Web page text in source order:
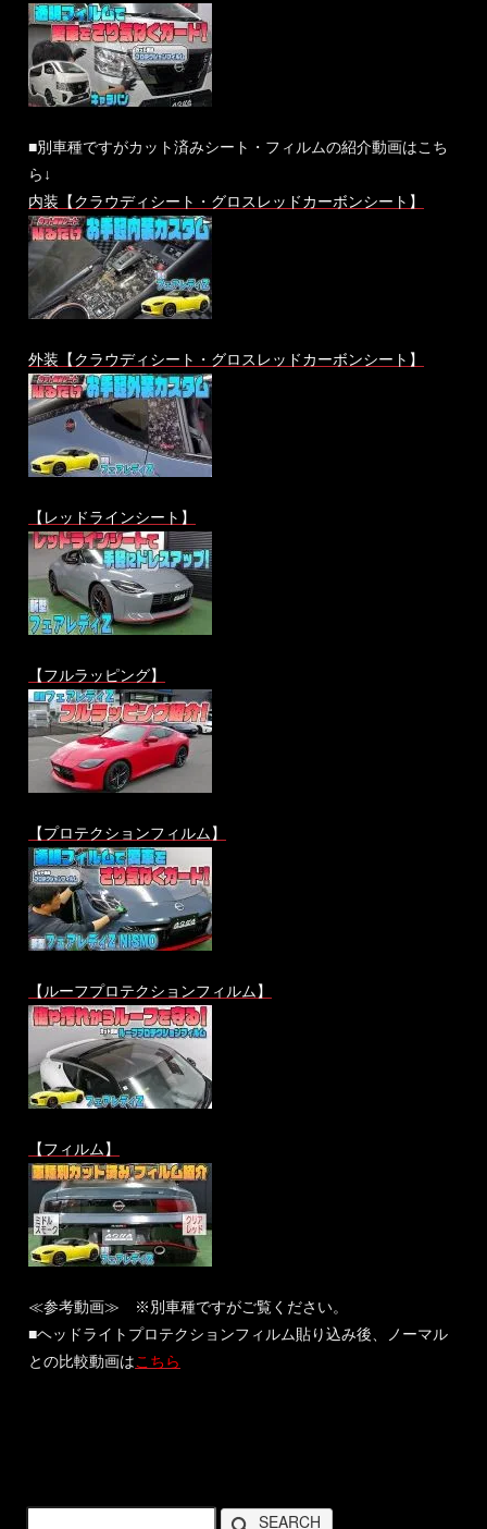
■別車種ですがカット済みシート・フィルムの紹介動画はこち
ら↓
内装【クラウディシート・グロスレッドカーボンシート】
外装【クラウディシート・グロスレッドカーボンシート】
【レッドラインシート】
【フルラッピング】
【プロテクションフィルム】
【ルーフプロテクションフィルム】
【フィルム】
≪参考動画≫ ※別車種ですがご覧ください。
■ヘッドライトプロテクションフィルム貼り込み後、ノーマル
との比較動画はこちら
SEARCH